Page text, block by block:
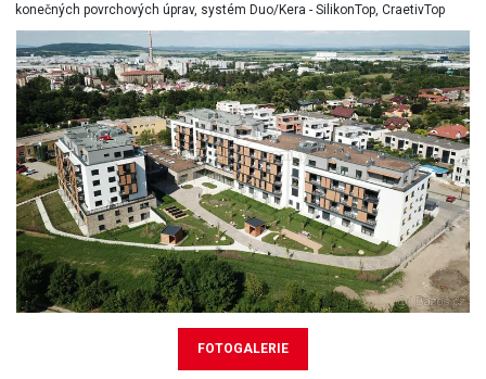
FOTOGALERIE
konečných povrchových úprav, systém Duo/Kera - SilikonTop, CraetivTop